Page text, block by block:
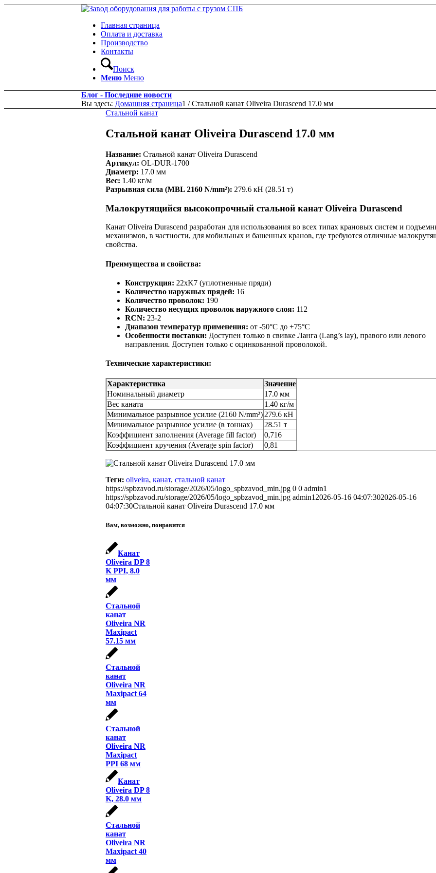
Главная страница
Оплата и доставка
Производство
Контакты
Поиск
Меню Меню
Блог - Последние новости
Вы здесь: Домашняя страница1 / Стальной канат Oliveira Durascend 17.0 мм
Стальной канат
Стальной канат Oliveira Durascend 17.0 мм
Название: Стальной канат Oliveira Durascend
Артикул: OL-DUR-1700
Диаметр: 17.0 мм
Вес: 1.40 кг/м
Разрывная сила (MBL 2160 N/mm²): 279.6 кН (28.51 т)
Малокрутящийся высокопрочный стальной канат Oliveira Durascend
Канат Oliveira Durascend разработан для использования во всех типах крановых систем и
механизмов, в частности, для мобильных и башенных кранов, где требуются отличные
свойства.
Преимущества и свойства:
Конструкция: 22xK7 (уплотненные пряди)
Количество наружных прядей: 16
Количество проволок: 190
Количество несущих проволок наружного слоя: 112
RCN: 23-2
Диапазон температур применения: от -50°C до +75°C
Особенности поставки: Доступен только в свивке Ланга (Lang’s lay), правого или левого
направления. Доступен только с оцинкованной проволокой.
Технические характеристики:
Характеристика
Значение
Номинальный диаметр
17.0 мм
Вес каната
1.40 кг/м
Минимальное разрывное усилие (2160 N/mm²) 279.6 кН
Минимальное разрывное усилие (в тоннах)
28.51 т
Коэффициент заполнения (Average fill factor)
0,716
Коэффициент кручения (Average spin factor)
0,81
Теги: oliveira, канат, стальной канат
https://spbzavod.ru/storage/2026/05/logo_spbzavod_min.jpg 0 0 admin1
https://spbzavod.ru/storage/2026/05/logo_spbzavod_min.jpg admin1 2026-05-16 04:07:302026-05-16
04:07:30Стальной канат Oliveira Durascend 17.0 мм
Вам, возможно, понравится
Канат
Oliveira DP 8
K PPI, 8.0
мм
Стальной
канат
Oliveira NR
Maxipact
57.15 мм
Стальной
канат
Oliveira NR
Maxipact 64
мм
Стальной
канат
Oliveira NR
Maxipact
PPI 68 мм
Канат
Oliveira DP 8
K, 28.0 мм
Стальной
канат
Oliveira NR
Maxipact 40
мм